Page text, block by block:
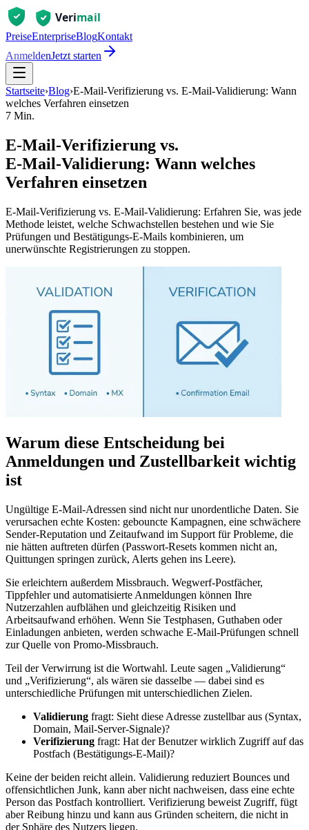
PreiseEnterpriseBlogKontakt
AnmeldenJetzt starten
Startseite›Blog›E‑Mail‑Verifizierung vs. E‑Mail‑Validierung: Wann
welches Verfahren einsetzen
7 Min.
E‑Mail‑Verifizierung vs.
E‑Mail‑Validierung: Wann welches
Verfahren einsetzen
E‑Mail‑Verifizierung vs. E‑Mail‑Validierung: Erfahren Sie, was jede
Methode leistet, welche Schwachstellen bestehen und wie Sie
Prüfungen und Bestätigungs‑E‑Mails kombinieren, um
unerwünschte Registrierungen zu stoppen.
Warum diese Entscheidung bei
Anmeldungen und Zustellbarkeit wichtig
ist
Ungültige E‑Mail‑Adressen sind nicht nur unordentliche Daten. Sie
verursachen echte Kosten: gebouncte Kampagnen, eine schwächere
Sender‑Reputation und Zeitaufwand im Support für Probleme, die
nie hätten auftreten dürfen (Passwort‑Resets kommen nicht an,
Quittungen springen zurück, Alerts gehen ins Leere).
Sie erleichtern außerdem Missbrauch. Wegwerf‑Postfächer,
Tippfehler und automatisierte Anmeldungen können Ihre
Nutzerzahlen aufblähen und gleichzeitig Risiken und
Arbeitsaufwand erhöhen. Wenn Sie Testphasen, Guthaben oder
Einladungen anbieten, werden schwache E‑Mail‑Prüfungen schnell
zur Quelle von Promo‑Missbrauch.
Teil der Verwirrung ist die Wortwahl. Leute sagen „Validierung“
und „Verifizierung“, als wären sie dasselbe — dabei sind es
unterschiedliche Prüfungen mit unterschiedlichen Zielen.
Validierung fragt: Sieht diese Adresse zustellbar aus (Syntax,
Domain, Mail‑Server‑Signale)?
Verifizierung fragt: Hat der Benutzer wirklich Zugriff auf das
Postfach (Bestätigungs‑E‑Mail)?
Keine der beiden reicht allein. Validierung reduziert Bounces und
offensichtlichen Junk, kann aber nicht nachweisen, dass eine echte
Person das Postfach kontrolliert. Verifizierung beweist Zugriff, fügt
aber Reibung hinzu und kann aus Gründen scheitern, die nicht in
der Sphäre des Nutzers liegen.